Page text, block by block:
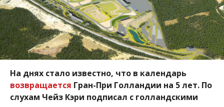
На днях стало известно, что в календарь
возвращается Гран-При Голландии на 5 лет. По
слухам Чейз Кэри подписал с голландскими